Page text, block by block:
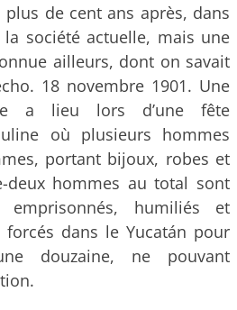
de cent ans après, dans
société actuelle, mais une
ailleurs, dont on savait
18 novembre 1901. Une
a lieu lors d’une fête
où plusieurs hommes
portant bijoux, robes et
deux hommes au total sont
humiliés et
forcés dans le Yucatán pour
douzaine, ne pouvant